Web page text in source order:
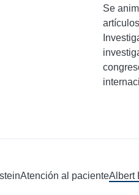
Se
Atención al pacienteAlbert